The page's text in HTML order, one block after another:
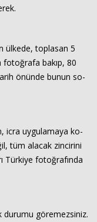
ül­ke­de, top­la­san 5
fo­toğ­ra­fa bakıp, 80
önün­de bunun so­
icra uy­gu­la­ma­ya ko­
tüm ala­cak zin­ci­ri­ni
Tür­ki­ye fo­toğ­ra­fın­da
du­ru­mu gö­re­mez­si­niz.